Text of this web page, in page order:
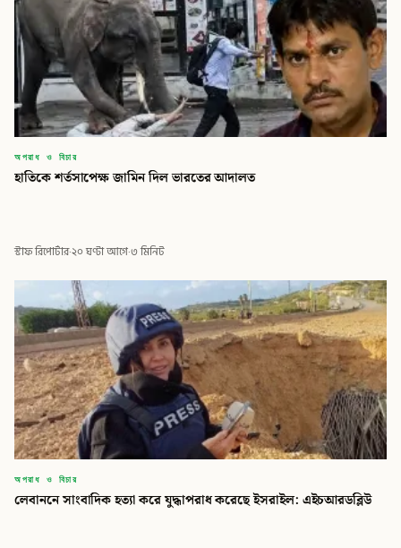
অপরাধ ও বিচার
হাতিকে শর্তসাপেক্ষ জামিন দিল ভারতের আদালত
স্টাফ রিপোর্টার·২০ ঘণ্টা আগে·৩ মিনিট
অপরাধ ও বিচার
লেবাননে সাংবাদিক হত্যা করে যুদ্ধাপরাধ করেছে ইসরাইল: এইচআরডব্লিউ